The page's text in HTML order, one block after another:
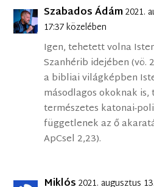
Szabados Ádám2021.
17:37 közelében
Igen, tehetett volna
Szanhérib idejében (vö.
a bibliai világképben
másodlagos okoknak
természetes katonai-
függetlenek az ő
ApCsel 2,23).
2021. augusztus